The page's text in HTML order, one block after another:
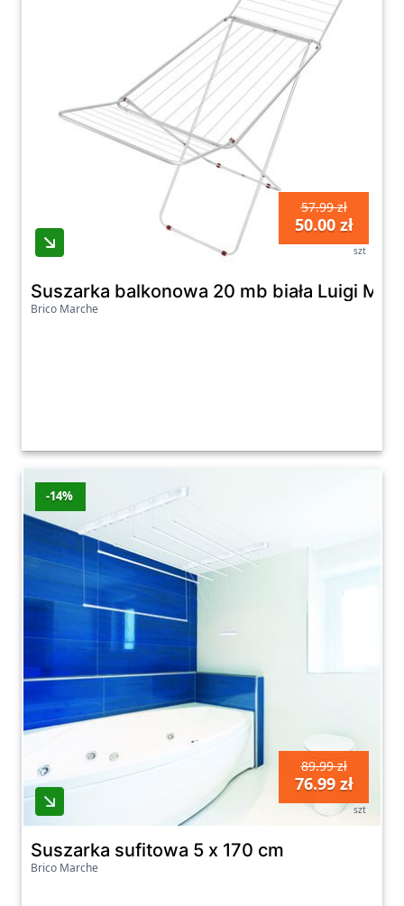
57.99 zł
50.00 zł
szt
Suszarka balkonowa 20 mb biała Luigi
Brico Marche
-14%
89.99 zł
76.99 zł
szt
Suszarka sufitowa 5 x 170 cm
Brico Marche